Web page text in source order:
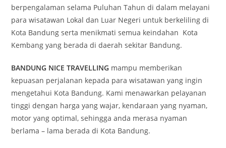
berpengalaman selama Puluhan Tahun di dalam melayani
para wisatawan Lokal dan Luar Negeri untuk berkeliling di
Kota Bandung serta menikmati semua keindahan Kota
Kembang yang berada di daerah sekitar Bandung.
BANDUNG NICE TRAVELLING mampu memberikan
kepuasan perjalanan kepada para wisatawan yang ingin
mengetahui Kota Bandung. Kami menawarkan pelayanan
tinggi dengan harga yang wajar, kendaraan yang nyaman,
motor yang optimal, sehingga anda merasa nyaman
berlama – lama berada di Kota Bandung.